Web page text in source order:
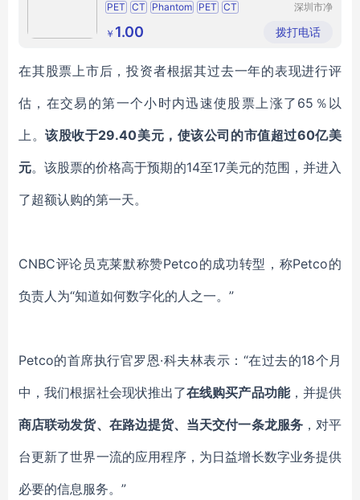
PET CT Phantom PET CT
衰减校正模体
CT性能模体
深圳市净
限公司
￥ 1.00 拨打电话
在其股票上市后，投资者根据其过去一年的表现进行评
估 ，在交易的第一个小时内迅速使股票上涨了 65％以
上。该股收于29.40美元，使该公司的市值超过60亿美
元。该股票的价格高于预期的14至17美元的范围，并进入
了超额认购的第一天。
CNBC评论员克莱默称赞Petco的成功转型 ，称Petco的
负责人为“知道如何数字化的人之一。 ”
Petco的首席执行官罗恩·科夫林表示： “在过去的18个月
中，我们根据社会现状推出了在线购买产品功能， 并提供
商店联动发货、在路边提货、 当天交付一条龙服务， 对平
台更新了世界一流的应用程序， 为日益增长数字业务提供
必要的信息服务。 ”